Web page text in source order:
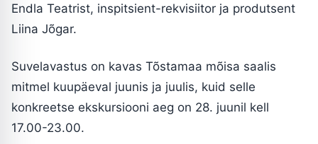
Endla Teatrist, inspitsient-rekvisiitor ja produtsent
Liina Jõgar.
Suvelavastus on kavas Tõstamaa mõisa saalis
mitmel kuupäeval juunis ja juulis, kuid selle
konkreetse ekskursiooni aeg on 28. juunil kell
17.00-23.00.